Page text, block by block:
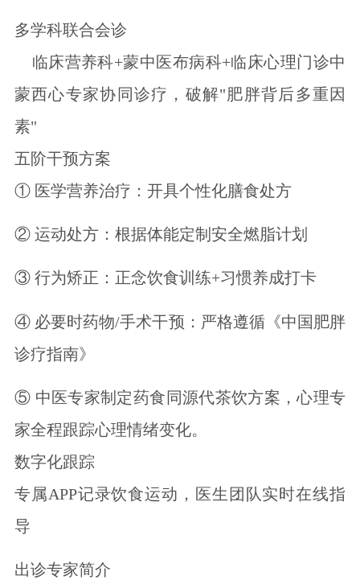
多学科联合会诊
临床营养科+蒙中医布病科+临床心理门诊中
蒙西心专家协同诊疗，破解"肥胖背后多重因
素"
五阶干预方案
① 医学营养治疗：开具个性化膳食处方
② 运动处方：根据体能定制安全燃脂计划
③ 行为矫正：正念饮食训练+习惯养成打卡
④ 必要时药物/手术干预：严格遵循《中国肥胖
诊疗指南》
⑤ 中医专家制定药食同源代茶饮方案，心理专
家全程跟踪心理情绪变化。
数字化跟踪
专属APP记录饮食运动，医生团队实时在线指
导
出诊专家简介